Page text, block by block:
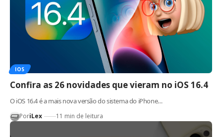
IOS
Confira as 26 novidades que vieram no iOS 16.4
O iOS 16.4 é a mais nova versão do sistema do iPhone…
PoriLex 11 min de leitura